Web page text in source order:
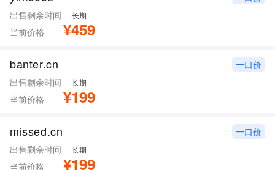
出售剩余时间 长期
当前价格 ¥459
一口价
banter.cn
出售剩余时间 长期
当前价格 ¥199
一口价
missed.cn
出售剩余时间 长期
当前价格 ¥199